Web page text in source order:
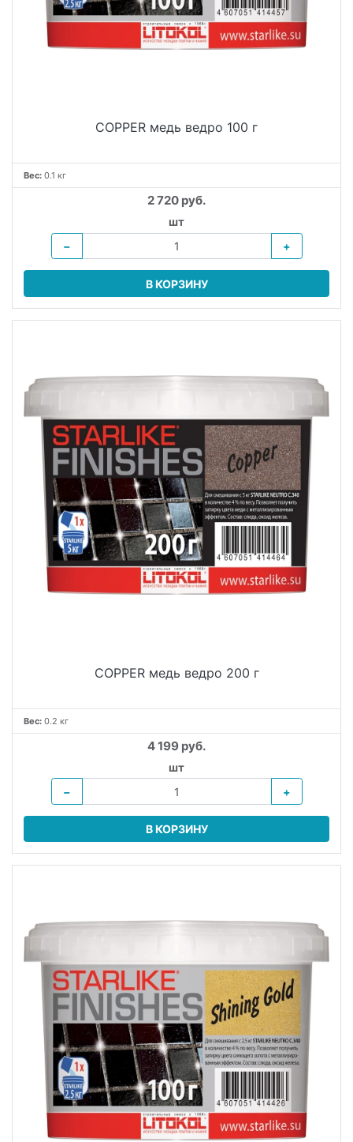
COPPER медь ведро 100 г
Вес: 0.1 кг
2 720 руб.
шт
−
+
В КОРЗИНУ
COPPER медь ведро 200 г
Вес: 0.2 кг
4 199 руб.
шт
−
+
В КОРЗИНУ